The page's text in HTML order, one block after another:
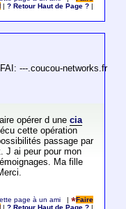
|? Retour Haut de Page ?
---.coucou-networks.fr
opérer d une cia
cette opération
passage par
J ai peur pour mon
Ma fille
page à un ami |
Faire